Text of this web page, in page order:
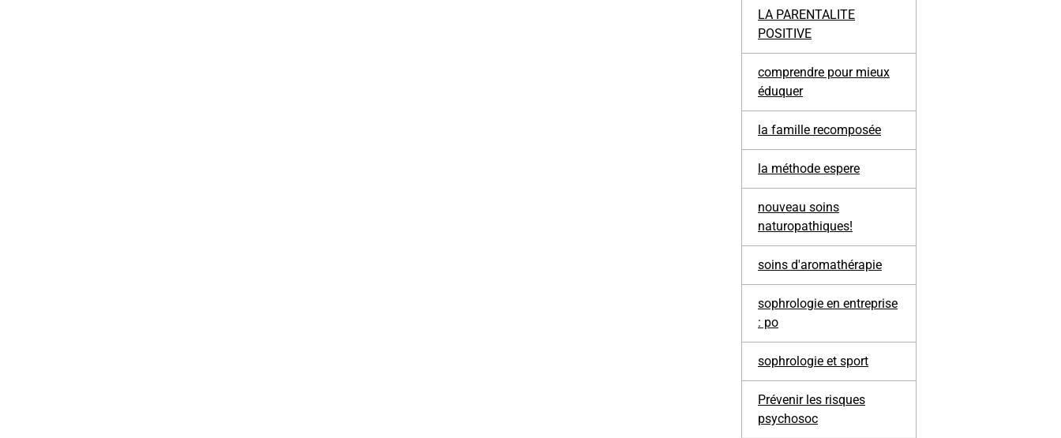
LA PARENTALITE
POSITIVE
comprendre pour mieux
éduquer
la famille recomposée
la méthode espere
nouveau soins
naturopathiques!
soins d'aromathérapie
sophrologie en entreprise
: po
sophrologie et sport
Prévenir les risques
psychosoc